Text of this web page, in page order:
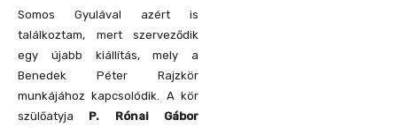
Somos Gyulával azért is
találkoztam, mert szerveződik
egy újabb kiállítás, mely a
Benedek Péter Rajzkör
munkájához kapcsolódik. A kör
szülőatyja P. Rónai Gábor